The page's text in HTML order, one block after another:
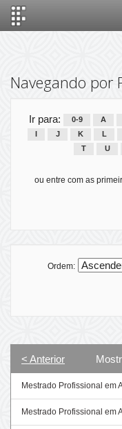
Navegando por
Ir para: 0-9 A
J K L
T
U
ou entre com as
Ordem:
< Anterior
Mestrado Profissional em
Mestrado Profissional em